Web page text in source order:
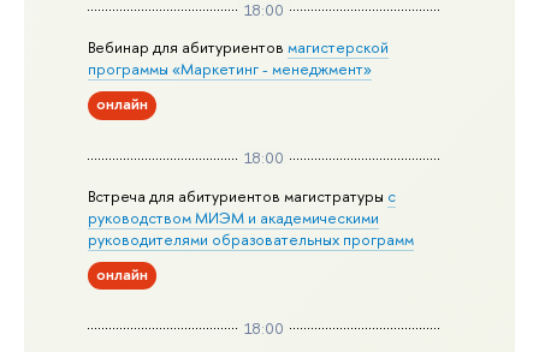
18:00
Вебинар для абитуриентовмагистерской
программы «Маркетинг - менеджмент»
онлайн
18:00
Встреча для абитуриентов магистратуры с
руководством МИЭМ и академическими
руководителями образовательных программ
онлайн
18:00